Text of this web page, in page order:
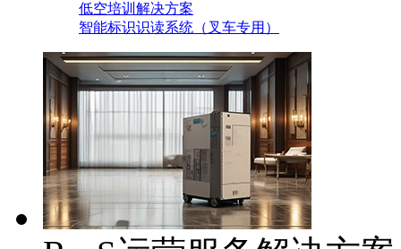
低空培训解决方案
智能标识识读系统（叉车专用）